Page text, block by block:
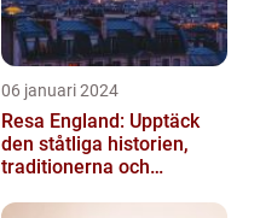
06 januari 2024
Resa England: Upptäck
den ståtliga historien,
traditionerna och